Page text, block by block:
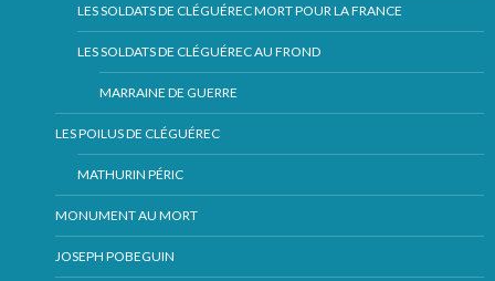
LES SOLDATS DE CLÉGUÉREC MORT POUR LA FRANCE
LES SOLDATS DE CLÉGUÉREC AU FROND
MARRAINE DE GUERRE
LES POILUS DE CLÉGUÉREC
MATHURIN PÉRIC
MONUMENT AU MORT
JOSEPH POBEGUIN